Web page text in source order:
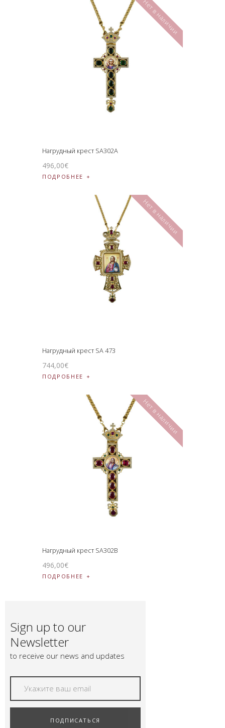
Нет в наличии
Нагрудный крест SA302A
496,00€
ПОДРОБНЕЕ
Нет в наличии
Нагрудный крест SA 473
744,00€
ПОДРОБНЕЕ
Нет в наличии
Нагрудный крест SA302B
496,00€
ПОДРОБНЕЕ
Sign up to our
Newsletter
to receive our news and updates
ПОДПИСАТЬСЯ